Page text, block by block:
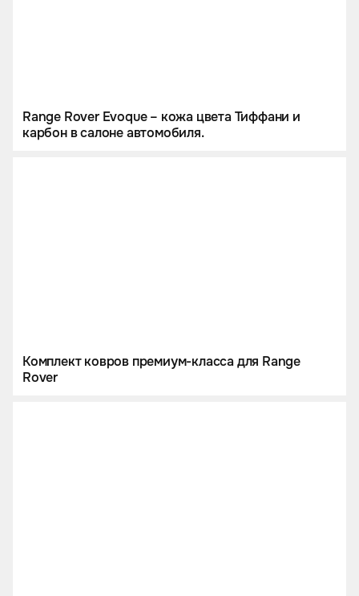
Range Rover Evoque – кожа цвета Тиффани и
карбон в салоне автомобиля.
Комплект ковров премиум-класса для Range
Rover